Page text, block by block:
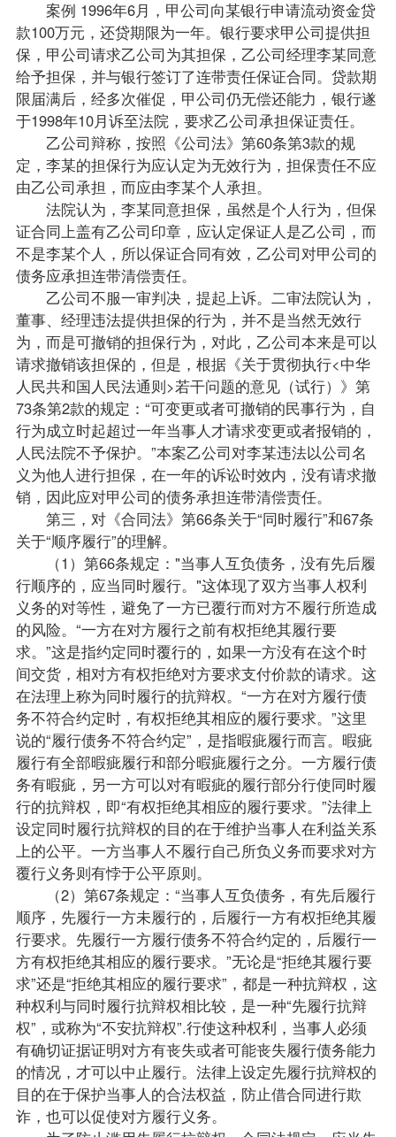
案例 1996年6月，甲公司向某银行申请流动资金贷
款100万元，还贷期限为一年。银行要求甲公司提供担
保，甲公司请求乙公司为其担保，乙公司经理李某同意
给予担保，并与银行签订了连带责任保证合同。贷款期
限届满后，经多次催促，甲公司仍无偿还能力，银行遂
于1998年10月诉至法院，要求乙公司承担保证责任。
乙公司辩称，按照《公司法》第60条第3款的规
定，李某的担保行为应认定为无效行为，担保责任不应
由乙公司承担，而应由李某个人承担。
法院认为，李某同意担保，虽然是个人行为，但保
证合同上盖有乙公司印章，应认定保证人是乙公司，而
不是李某个人，所以保证合同有效，乙公司对甲公司的
债务应承担连带清偿责任。
乙公司不服一审判决，提起上诉。二审法院认为，
董事、经理违法提供担保的行为，并不是当然无效行
为，而是可撤销的担保行为，对此，乙公司本来是可以
请求撤销该担保的，但是，根据《关于贯彻执行<中华
人民共和国人民法通则>若干问题的意见（试行）》第
73条第2款的规定：“可变更或者可撤销的民事行为，自
行为成立时起超过一年当事人才请求变更或者报销的，
人民法院不予保护。”本案乙公司对李某违法以公司名
义为他人进行担保，在一年的诉讼时效内，没有请求撤
销，因此应对甲公司的债务承担连带清偿责任。
第三，对《合同法》第66条关于“同时履行”和67条
关于“顺序履行”的理解。
（1）第66条规定："当事人互负债务，没有先后履
行顺序的，应当同时履行。"这体现了双方当事人权利
义务的对等性，避免了一方已覆行而对方不履行所造成
的风险。“一方在对方履行之前有权拒绝其履行要
求。”这是指约定同时覆行的，如果一方没有在这个时
间交货，相对方有权拒绝对方要求支付价款的请求。这
在法理上称为同时履行的抗辩权。“一方在对方履行债
务不符合约定时，有权拒绝其相应的履行要求。”这里
说的“履行债务不符合约定”，是指暇疵履行而言。暇疵
履行有全部暇疵履行和部分暇疵履行之分。一方履行债
务有暇疵，另一方可以对有暇疵的履行部分行使同时履
行的抗辩权，即“有权拒绝其相应的履行要求。”法律上
设定同时履行抗辩权的目的在于维护当事人在利益关系
上的公平。一方当事人不履行自己所负义务而要求对方
覆行义务则有悖于公平原则。
（2）第67条规定：“当事人互负债务，有先后履行
顺序，先履行一方未履行的，后履行一方有权拒绝其履
行要求。先履行一方履行债务不符合约定的，后履行一
方有权拒绝其相应的履行要求。”无论是“拒绝其履行要
求”还是“拒绝其相应的履行要求”，都是一种抗辩权，这
种权利与同时履行抗辩权相比较，是一种“先履行抗辩
权”，或称为“不安抗辩权”.行使这种权利，当事人必须
有确切证据证明对方有丧失或者可能丧失履行债务能力
的情况，才可以中止履行。法律上设定先履行抗辩权的
目的在于保护当事人的合法权益，防止借合同进行欺
诈，也可以促使对方履行义务。